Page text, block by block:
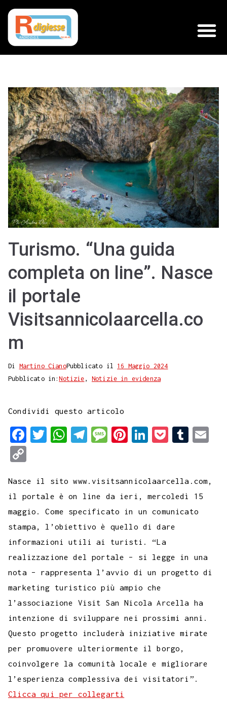
Turismo. “Una guida
completa on line”. Nasce
il portale
Visitsannicolaarcella.co
m
Di Martino CianoPubblicato il 16 Maggio 2024
Pubblicato in:Notizie , Notizie in evidenza
Condividi questo articolo
F
e
b
o
o
k
T
t
t
e
r
W
t
s
A
p
p
T
e
g
r
a
m
M
s
a
g
e
P
t
e
r
e
s
L
k
e
d
I
k
e
t
T
b
l
r
i
p
y
L
i
n
Nasce il sito www.visitsannicolaarcella.com,
il portale è on line da ieri, mercoledì 15
maggio. Come specificato in un comunicato
stampa, l’obiettivo è quello di dare
informazioni utili ai turisti. “La
realizzazione del portale – si legge in una
nota – rappresenta l’avvio di un progetto di
marketing turistico più ampio che
l’associazione Visit San Nicola Arcella ha
intenzione di sviluppare nei prossimi anni.
Questo progetto includerà iniziative mirate
per promuovere ulteriormente il borgo,
coinvolgere la comunità locale e migliorare
l’esperienza complessiva dei visitatori”.
Clicca qui per collegarti